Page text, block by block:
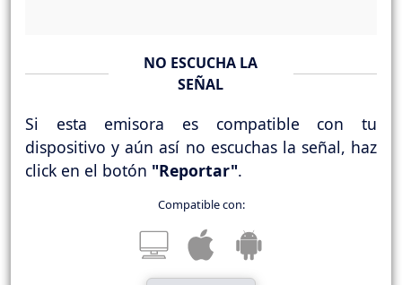
NO ESCUCHA LA
SEÑAL
Si esta emisora es compatible con tu
dispositivo y aún así no escuchas la señal, haz
click en el botón "Reportar".
Compatible con: